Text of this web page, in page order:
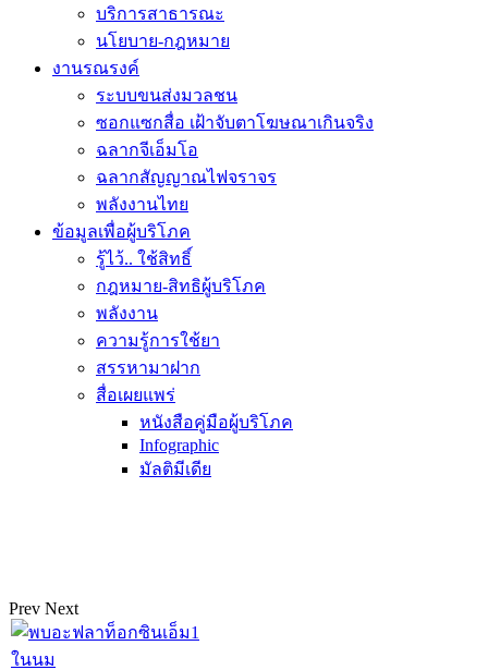
บริการสาธารณะ
นโยบาย-กฎหมาย
งานรณรงค์
ระบบขนส่งมวลชน
ซอกแซกสื่อ เฝ้าจับตาโฆษณาเกินจริง
ฉลากจีเอ็มโอ
ฉลากสัญญาณไฟจราจร
พลังงานไทย
ข้อมูลเพื่อผู้บริโภค
รู้ไว้.. ใช้สิทธิ์
กฎหมาย-สิทธิผู้บริโภค
พลังงาน
ความรู้การใช้ยา
สรรหามาฝาก
สื่อเผยแพร่
หนังสือคู่มือผู้บริโภค
Infographic
มัลติมีเดีย
Prev Next